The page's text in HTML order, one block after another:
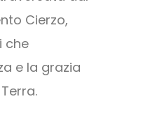
Cierzo,
che
e la grazia